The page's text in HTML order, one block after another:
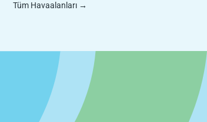
Tüm Havaalanları →